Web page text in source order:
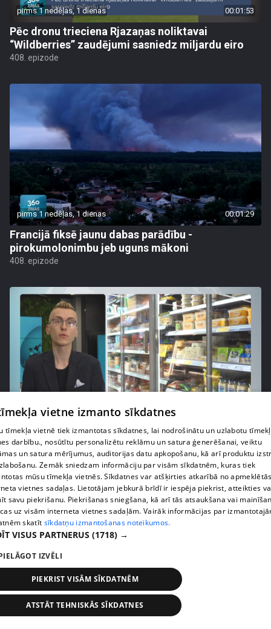
pirms 1 nedēļas, 1 dienas 00:01:53
Pēc dronu trieciena Rjazaņas noliktavai
“Wildberries” zaudējumi sasniedz miljardu eiro
408. epizode
pirms 1 nedēļas, 1 dienas 00:01:29
Francijā fiksē jaunu dabas parādību -
pirokumolonimbu jeb uguns mākoni
408. epizode
pirms 1 nedēļas, 1 dienas
Pārtiku pērkam vairāk, bet vai “zemo cenu grozs”
tiešām samazina kopējo čeku?
408. epizode
vietne izmanto sīkdatnes
tīmekļa vietnē tiek izmantotas sīkdatnes, lai nodrošinātu un uzlabotu
darbību., nosūtītu personalizētu reklāmu un satura ģenerēšanai, veiktu
un satura mērījumus, auditorijas datu apkopošanu, kā arī produktu
Zemāk sniedzam informāciju par visām sīkdatnēm, kuras tiek
mūsu tīmekļa vietnēs. Sīkdatnes var atšķirties atkarībā no
vietnes sadaļas. Lietotājam jebkurā brīdī ir iespēja piekrist, atteikties
savu piekrišanu. Piekrišanas sniegšana, kā arī tās atsaukšana vai
uz visām interneta vietnes sadaļām. Vairāk informācijas par
skatīt sīkdatņu izmantošanas noteikumos.
VISUS PARTNERUS (1718) →
IZVĒLI
PIEKRIST VISĀM SĪKDATNĒM
ATSTĀT TEHNISKĀS SĪKDATNES